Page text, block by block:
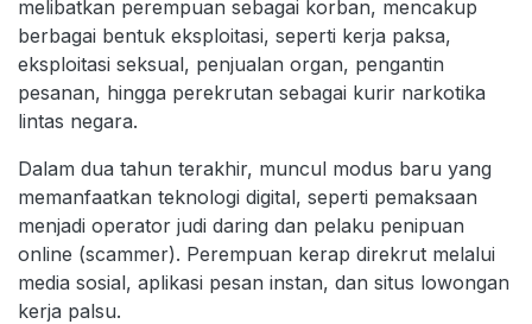
melibatkan perempuan sebagai korban, mencakup
berbagai bentuk eksploitasi, seperti kerja paksa,
eksploitasi seksual, penjualan organ, pengantin
pesanan, hingga perekrutan sebagai kurir narkotika
lintas negara.
Dalam dua tahun terakhir, muncul modus baru yang
memanfaatkan teknologi digital, seperti pemaksaan
menjadi operator judi daring dan pelaku penipuan
online (scammer). Perempuan kerap direkrut melalui
media sosial, aplikasi pesan instan, dan situs lowongan
kerja palsu.